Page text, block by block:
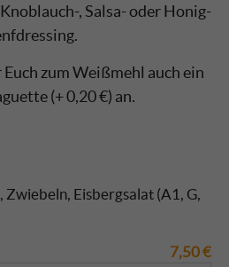
, Salsa- oder Honig-
zum Weißmehl auch ein
(+ 0,20 €) an.
Zwiebeln, Eisbergsalat (A1, G,
7,50€